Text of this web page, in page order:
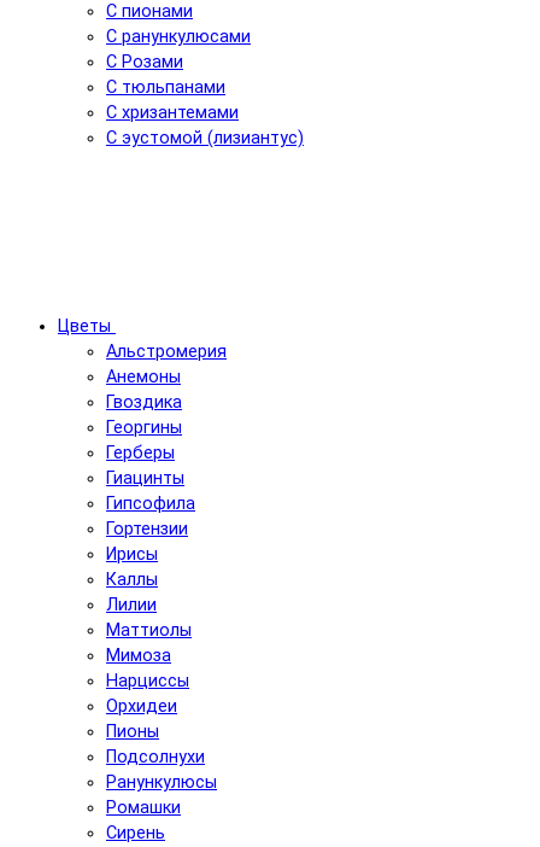
С пионами
С ранункулюсами
С Розами
С тюльпанами
С хризантемами
С эустомой (лизиантус)
Цветы
Альстромерия
Анемоны
Гвоздика
Георгины
Герберы
Гиацинты
Гипсофила
Гортензии
Ирисы
Каллы
Лилии
Маттиолы
Мимоза
Нарциссы
Орхидеи
Пионы
Подсолнухи
Ранункулюсы
Ромашки
Сирень